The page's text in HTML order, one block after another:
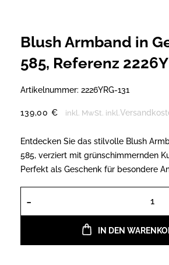
Blush Armband in
585, Referenz
Artikelnummer: 2226YRG-131
139,00 € inkl. MwSt. inkl.
Entdecken Sie das stilvolle Blush
585, verziert mit grünschimmernden
Perfekt als Geschenk für besondere
Blush Armband
IN DEN